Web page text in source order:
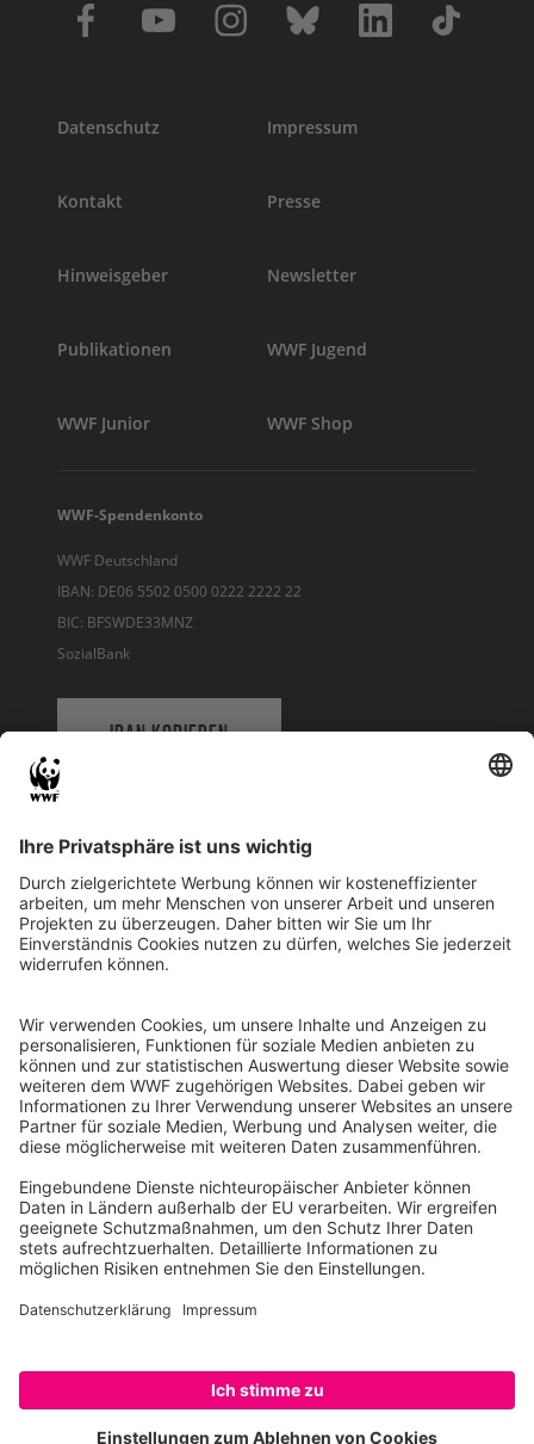
Datenschutz Impressum
Kontakt Presse
Hinweisgeber Newsletter
Publikationen WWF Jugend
WWF Junior WWF Shop
WWF-Spendenkonto
WWF Deutschland
IBAN: DE06 5502 0500 0222 2222 22
BIC: BFSWDE33MNZ
SozialBank
IBAN KOPIEREN
WWF Deutschland
Reinhardtstr. 18
10117 Berlin
Ihre Spende kann steuerlich geltend gemacht werden
Registriert als Stiftung WWF Deutschland, Senatsverwaltung für
Justiz Berlin, Az: 3416/976/2
Umsatzsteuer-Identifikationsnummer: DE 114236103
Freistellungsbescheid: Als gemeinnützige Körperschaft befreit
von der Körperschaftssteuer gem. §5 I 9 KStg. unter der
Steuernummer 27/641/09321